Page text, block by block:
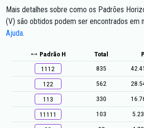
Mais detalhes sobre como os Padrões
(V) são obtidos podem ser encontrados em
Ajuda.
Padrão H Total
1112
835 42.41
122
562
113
330
11111
103 5.23